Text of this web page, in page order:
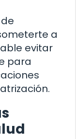
a
evitar
para